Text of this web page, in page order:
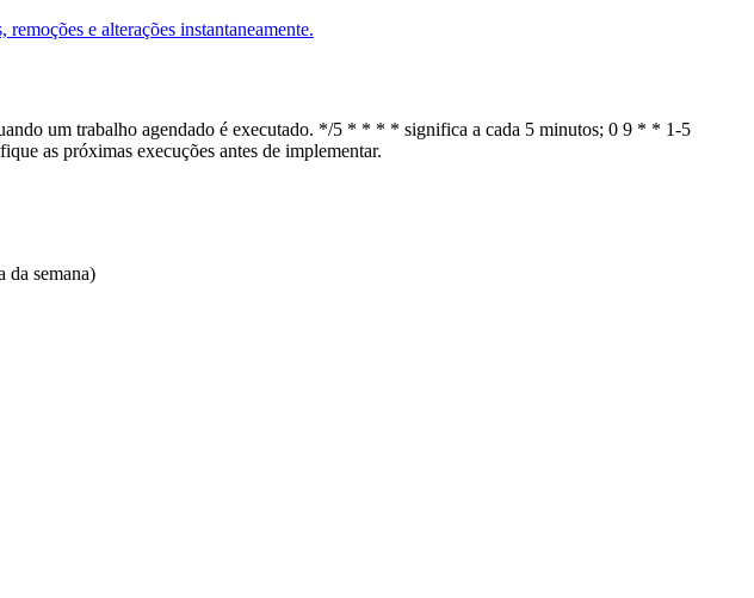
e alterações instantaneamente.
um trabalho agendado é executado. */5 * * * * significa a cada 5 minutos; 0 9 * * 1-5
as próximas execuções antes de implementar.
da semana)